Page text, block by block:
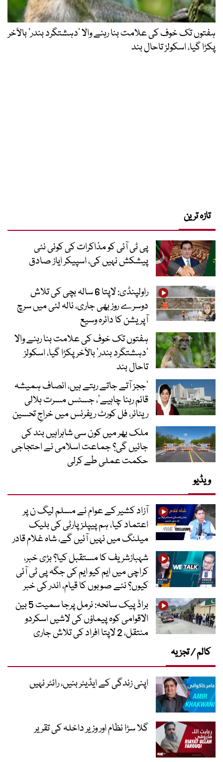
ہفتوں تک خوف کی علامت بنا رہنے والا ‘دہشتگرد بندر’ بالآخر
پکڑا گیا، اسکولز تاحال بند
تازہ ترین
پی ٹی آئی کو مذاکرات کی کوئی نئی
پیشکش نہیں کی، اسپیکر ایاز صادق
راولپنڈی: لاپتا 6 سالہ بچی کی تلاش
دوسرے روز بھی جاری، نالہ لئی میں سرچ
آپریشن کا دائرہ وسیع
ہفتوں تک خوف کی علامت بنا رہنے والا
‘دہشتگرد بندر’ بالآخر پکڑا گیا، اسکولز
تاحال بند
’ججز آتے جاتے رہتے ہیں، انصاف ہمیشہ
قائم رہنا چاہیے‘، جسٹس مسرت ہلالی
ریٹائر، فل کورٹ ریفرنس میں خراجِ تحسین
ملک بھر میں کون سی شاہراہیں بند کی
جائیں گی؟ جماعت اسلامی نے احتجاجی
حکمت عملی طے کرلی
ویڈیو
آزاد کشیر کے عوام نے مسلم لیگ ن پر
اعتماد کیا، ہم پیپلز پارٹی کی بلیک
میلنگ میں نہیں آئیں گے، شاہ غلام قادر
شہبازشریف کا مستقبل کیا؟ بڑی خبر،
کراچی میں ایم کیو ایم کی جگہ پی ٹی آئی
کیوں؟ نئے صوبوں کا قیام، اندر کی خبر
براڈ پیک سانحہ: نرمل پرجا سمیت 5 بین
الاقوامی کوہ پیماؤں کی لاشیں اسکردو
منتقل، 2 لاپتا افراد کی تلاش جاری
کالم / تجزیہ
اپنی زندگی کے ایڈیٹر بنیں، رائٹر نہیں
گلا سڑا نظام اور وزیر داخلہ کی تقریر